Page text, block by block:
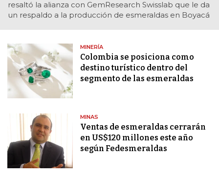
resaltó la alianza con GemResearch Swisslab que le da
un respaldo a la producción de esmeraldas en Boyacá
MINERÍA
Colombia se posiciona como
destino turístico dentro del
segmento de las esmeraldas
MINAS
Ventas de esmeraldas cerrarán
en US$120 millones este año
según Fedesmeraldas